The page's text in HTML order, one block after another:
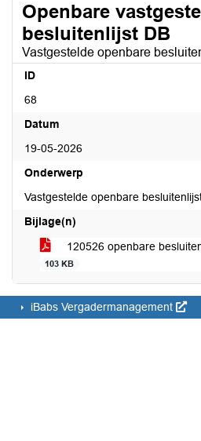
Openbare
besluitenlijst DB
Vastgestelde openbare
ID
68
Datum
19-05-2026
Onderwerp
Vastgestelde openbare
Bijlage(n)
120526 openbare
103 KB
iBabs Vergadermanagement